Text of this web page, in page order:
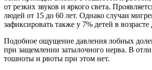
от резких звуков и яркого света.
людей от 15 до 60 лет. Однако случаи
зафиксировать также у 7% детей в возрасте
Подобное ощущение давления лобных
при защемлении затылочного нерва. В
тошноты и рвоты при этом нет.